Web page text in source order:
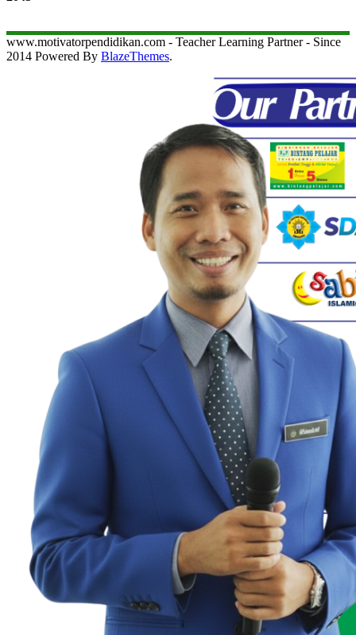
www.motivatorpendidikan.com - Teacher Learning Partner - Since
2014 Powered By BlazeThemes.